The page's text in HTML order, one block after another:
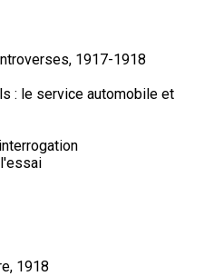
1917-1918
: le service automobile et
1918